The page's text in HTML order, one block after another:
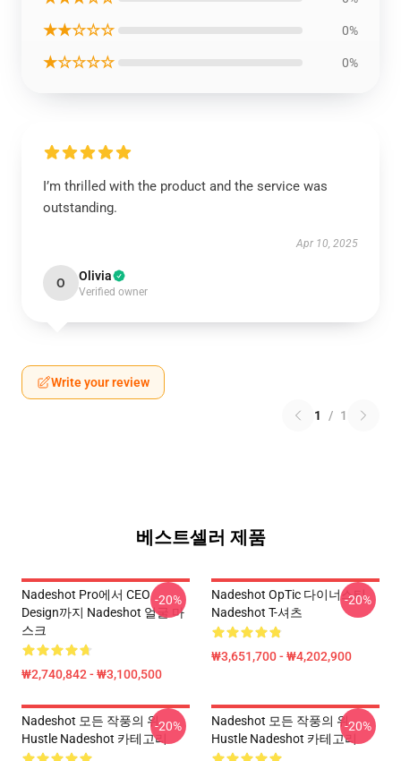
★★☆☆☆ 0%
★☆☆☆☆ 0%
I’m thrilled with the product and the service was
outstanding.
Apr 10, 2025
O Olivia
Verified owner
Write your review
1 / 1
베스트셀러 제품
Nadeshot Pro에서 CEO
Design까지 Nadeshot 얼굴 마
스크
₩2,740,842 - ₩3,100,500
-20%
Nadeshot OpTic 다이너스티
Nadeshot T-셔츠
₩3,651,700 - ₩4,202,900
-20%
Nadeshot 모든 작풍의 위
Hustle Nadeshot 카테고리
-20%
Nadeshot 모든 작풍의 위
Hustle Nadeshot 카테고리
-20%